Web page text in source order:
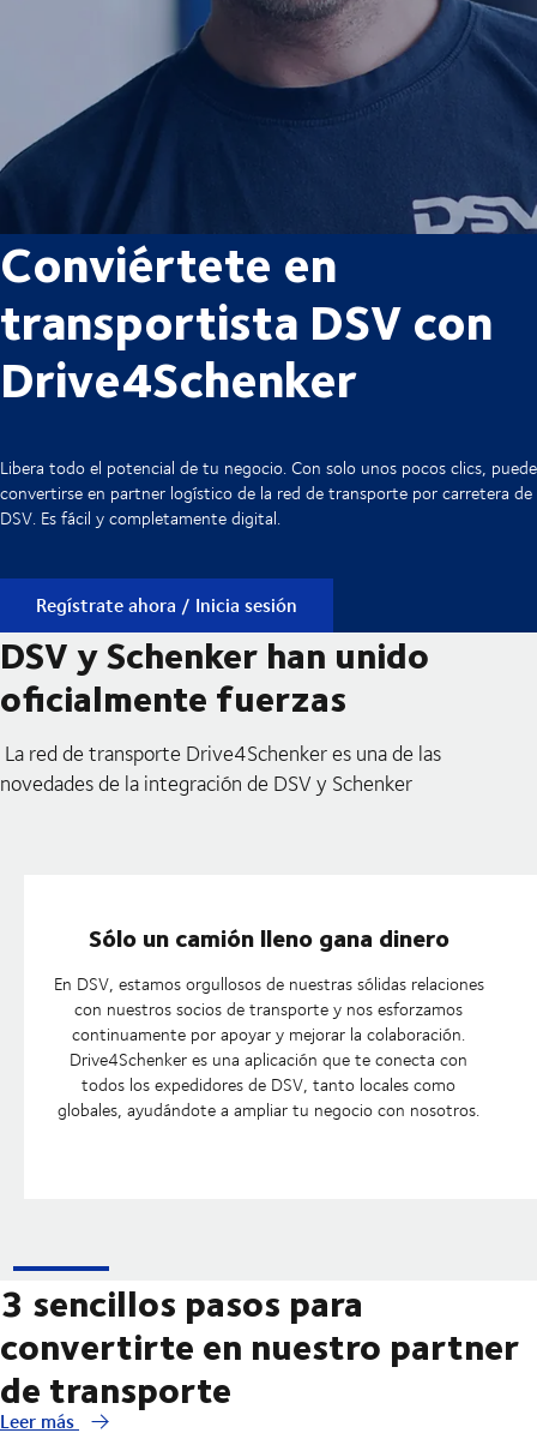
Conviértete en
transportista DSV con
Drive4Schenker
Libera todo el potencial de tu negocio. Con solo unos pocos clics, puede
convertirse en partner logístico de la red de transporte por carretera de
DSV. Es fácil y completamente digital.
Regístrate ahora / Inicia sesión
DSV y Schenker han unido
oficialmente fuerzas
La red de transporte Drive4Schenker es una de las
novedades de la integración de DSV y Schenker
Sólo un camión lleno gana dinero
En DSV, estamos orgullosos de nuestras sólidas relaciones
con nuestros socios de transporte y nos esforzamos
continuamente por apoyar y mejorar la colaboración.
Drive4Schenker es una aplicación que te conecta con
todos los expedidores de DSV, tanto locales como
globales, ayudándote a ampliar tu negocio con nosotros.
3 sencillos pasos para
convertirte en nuestro partner
de transporte
Leer más